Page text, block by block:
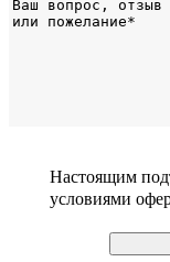
Настоящим
условиями